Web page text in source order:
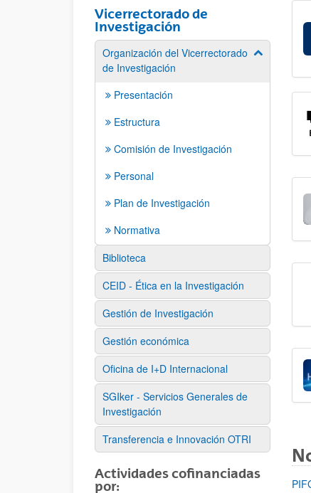
Vicerrectorado de
Investigación
Organización del Vicerrectorado
de Investigación
Mostrar/
Presentación
Estructura
Comisión de Investigación
Personal
Plan de Investigación
Normativa
Biblioteca
CEID - Ética en la Investigación
Gestión de Investigación
Gestión económica
Oficina de I+D Internacional
SGIker - Servicios Generales de
Investigación
Transferencia e Innovación OTRI
Actividades cofinanciadas
por: